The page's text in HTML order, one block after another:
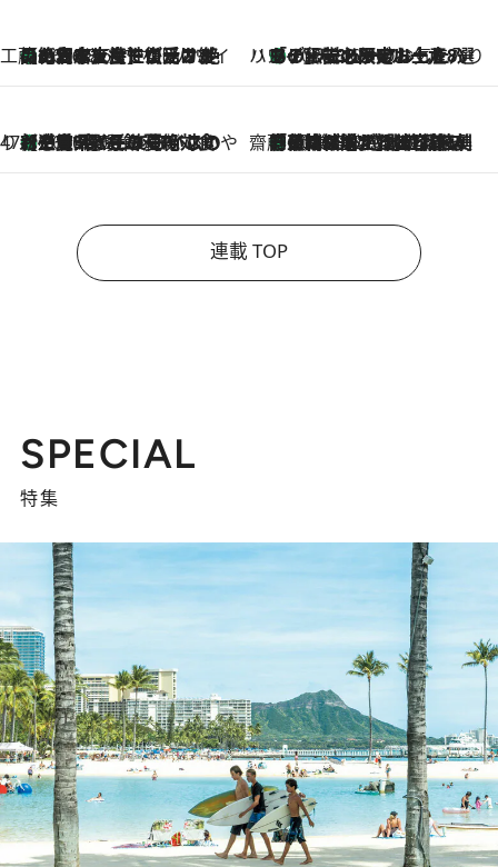
工藤まやのおもてなしハワイ
2026.8.6
【ハワイ土産】ローカルの絶大な支持で復活！ 絶品の幻クッキー《元ファンの日本人女性が受け継いだ名店》 ハワイ賢者 リサのお気に入りリスト2026.8.6
あの伝説の限定トートも！ リニューアルした「ディーン＆デルーカ ハワイ」で必須のお土産8選
47都道府県の手みやげ ひんやりスイーツで夏を満喫
2026.8.6
【三重県】この夏絶対食べたい 冷やしておいしいおやつ3選 お餅×アイスの新感覚スイーツ 齋藤 薫 美容脳ルネサンス
2026.8.6
「荷物が増えるほど旅ストレスは増す」美容ジャーナリストがたどり着いた最終結論。“化粧品を劇的に減らす”感動の凝縮美容とは
連載 TOP
SPECIAL
特集